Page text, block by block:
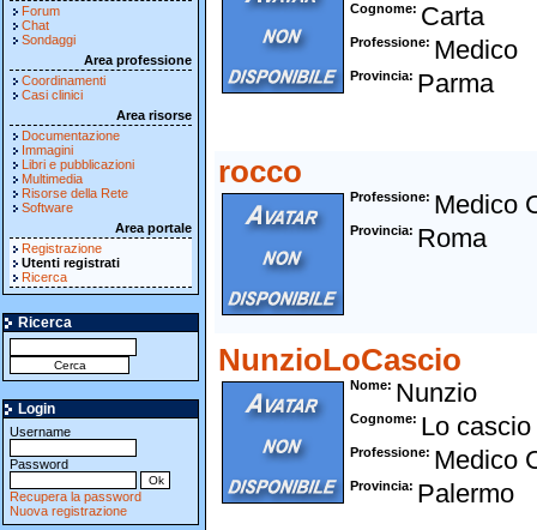
Forum
Chat
Sondaggi
Area professione
Coordinamenti
Casi clinici
Area risorse
Documentazione
Immagini
Libri e pubblicazioni
Multimedia
Risorse della Rete
Software
Area portale
Registrazione
Utenti registrati
Ricerca
Ricerca
Login
Username
Password
Recupera la password
Nuova registrazione
Cognome Carta
Professione Medico
Provincia Parma
rocco
Professione Medico
Provincia Roma
NunzioLoCascio
Nome Nunzio
Cognome Lo cascio
Professione Medico
Provincia Palermo